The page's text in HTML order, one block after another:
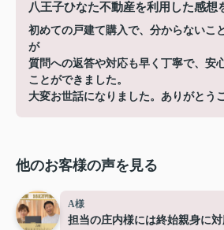
八王子ひなた不動産を利用した感想
初めての戸建て購入で、分からないこ
が
質問への返答や対応も早く丁寧で、安
ことができました。
大変お世話になりました。ありがとう
他のお客様の声を見る
A様
担当の庄内様には終始親身に